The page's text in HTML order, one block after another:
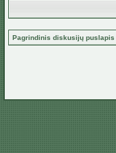
Pagrindinis diskusijų puslapis